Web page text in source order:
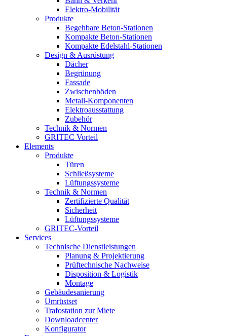
Elektro-Mobilität
Produkte
Begehbare Beton-Stationen
Kompakte Beton-Stationen
Kompakte Edelstahl-Stationen
Design & Ausrüstung
Dächer
Begrünung
Fassade
Zwischenböden
Metall-Komponenten
Elektroausstattung
Zubehör
Technik & Normen
GRITEC Vorteil
Elements
Produkte
Türen
Schließsysteme
Lüftungssysteme
Technik & Normen
Zertifizierte Qualität
Sicherheit
Lüftungssysteme
GRITEC-Vorteil
Services
Technische Dienstleistungen
Planung & Projektierung
Prüftechnische Nachweise
Disposition & Logistik
Montage
Gebäudesanierung
Umrüstset
Trafostation zur Miete
Downloadcenter
Konfigurator